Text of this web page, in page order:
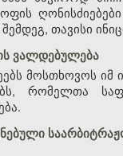
თავისი
ვალდებულება
მოსთხოვოს
რომელთა